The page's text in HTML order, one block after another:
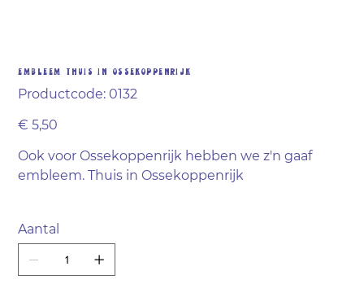
Embleem thuis in Ossekoppenrijk
Productcode: Productcode
0132
0132
Prijs
€ 5,50
Ook voor Ossekoppenrijk hebben we z'n gaaf
embleem. Thuis in Ossekoppenrijk
Aantal